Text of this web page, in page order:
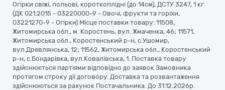
Огірки свіжі, польові, короткоплідні (до 14см), ДСТУ 3247, 1 кг
(ДК 021:2015 - 03220000-9 - Овочі, фрукти та горіхи,
03221270-9 - Огірки) Місце поставки товару: 11508,
Житомирська обл., м. Коростень, вул. Жмаченка, 46; 11571,
Житомирська обл., Коростенський р-н, с.Ушомир,
вул.Древлянська, 12; 11562, Житомирська обл., Коростенський
р-н, с.Бондарівка, вул.Ковалівська, 1. Поставка товару
здійснюється партіями відповідно до заявок Замовника
протягом строку дії договору. Доставка та розвантаження
здійснюються за рахунок Постачальника. До 31.12.2026р.